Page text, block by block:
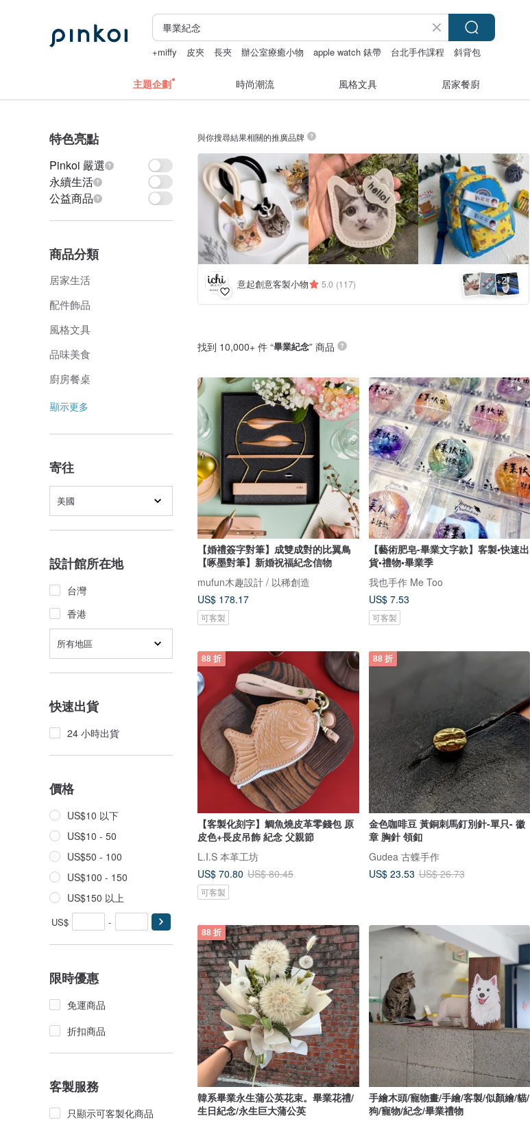
+miffy 皮夾 長夾 辦公室療癒小物 apple watch 錶帶 台北手作課程
斜背包
主題企劃 時尚潮流 風格文具 居家餐廚
特色亮點
Pinkoi 嚴選
永續生活
公益商品
商品分類
居家生活
配件飾品
風格文具
品味美食
廚房餐桌
顯示更多
寄往
美國
設計館所在地
台灣
香港
所有地區
快速出貨
24 小時出貨
價格
US$10 以下
US$10 - 50
US$50 - 100
US$100 - 150
US$150 以上
US$ -
限時優惠
免運商品
折扣商品
客製服務
只顯示可客製化商品
與你搜尋結果相關的推廣品牌
意起創意客製小物 5.0 (117) +2
找到 10,000+ 件 “畢業紀念” 商品
【婚禮簽字對筆】成雙成對的比翼鳥
【啄墨對筆】新婚祝福紀念信物
mufun木趣設計 / 以稀創造
US$ 178.17
可客製
【藝術肥皂-畢業文字款】客製•快速出
貨•禮物•畢業季
我也手作 Me Too
US$ 7.53
可客製
88 折
【客製化刻字】鯛魚燒皮革零錢包 原
皮色+長皮吊飾 紀念 父親節
L.I.S 本革工坊
US$ 70.80 US$ 80.45
可客製
88 折
金色咖啡豆 黃銅刺馬釘別針-單只- 徽
章 胸針 領釦
Gudea 古蝶手作
US$ 23.53 US$ 26.73
88 折
韓系畢業永生蒲公英花束。畢業花禮/
生日紀念/永生巨大蒲公英
手繪木頭/寵物畫/手繪/客製/似顏繪/貓/
狗/寵物/紀念/畢業禮物